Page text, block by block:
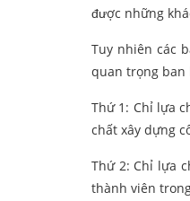
được những
Tuy nhiên các
quan trọng ban
Thứ 1: Chỉ lựa
chất xây dựng
Thứ 2: Chỉ lựa
thành viên